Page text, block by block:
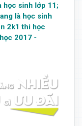
học sinh lớp 11;
là học sinh
2k1 thi học
2017 -